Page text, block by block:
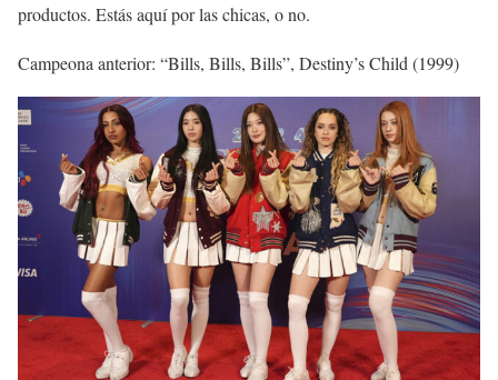
productos. Estás aquí por las chicas, o no.
Campeona anterior: “Bills, Bills, Bills”, Destiny’s Child (1999)